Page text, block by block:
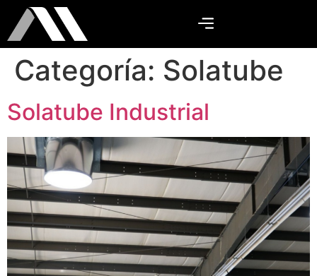
Categoría: Solatube
Solatube Industrial